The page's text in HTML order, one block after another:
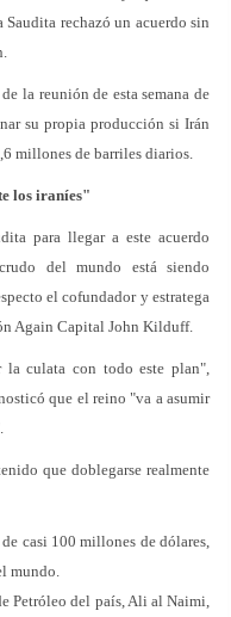
rechazó un acuerdo sin
la reunión de esta semana de
su propia producción si Irán
millones de barriles diarios.
los iraníes"
para llegar a este acuerdo
del mundo está siendo
el cofundador y estratega
Again Capital John Kilduff.
culata con todo este plan",
que el reino "va a asumir
que doblegarse realmente
casi 100 millones de dólares,
mundo.
Petróleo del país, Ali al Naimi,